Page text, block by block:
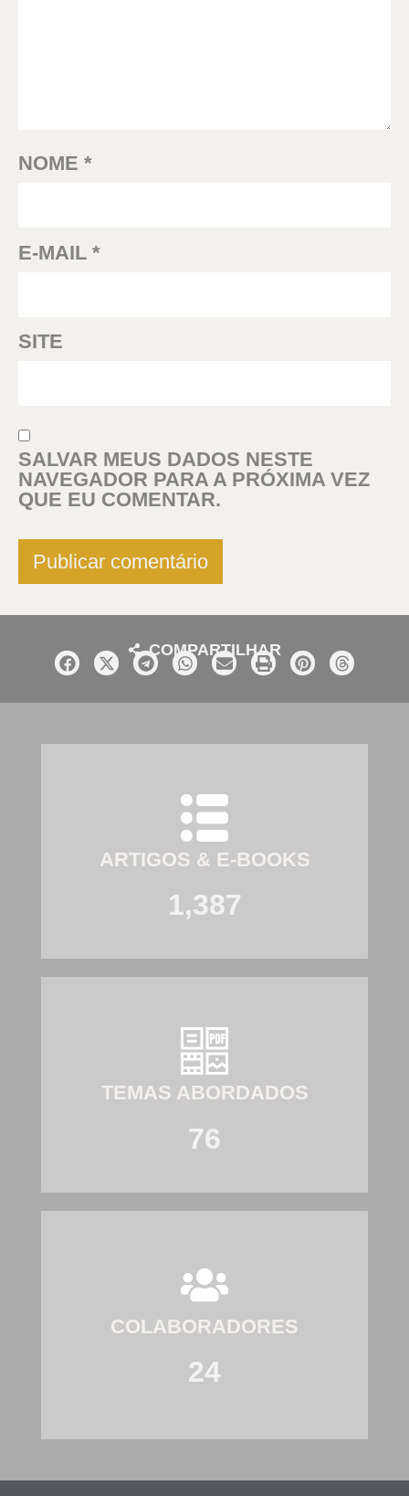
NOME *
E-MAIL *
SITE
SALVAR MEUS DADOS NESTE
NAVEGADOR PARA A PRÓXIMA VEZ
QUE EU COMENTAR.
COMPARTILHAR
ARTIGOS & E-BOOKS
1,387
TEMAS ABORDADOS
76
COLABORADORES
24